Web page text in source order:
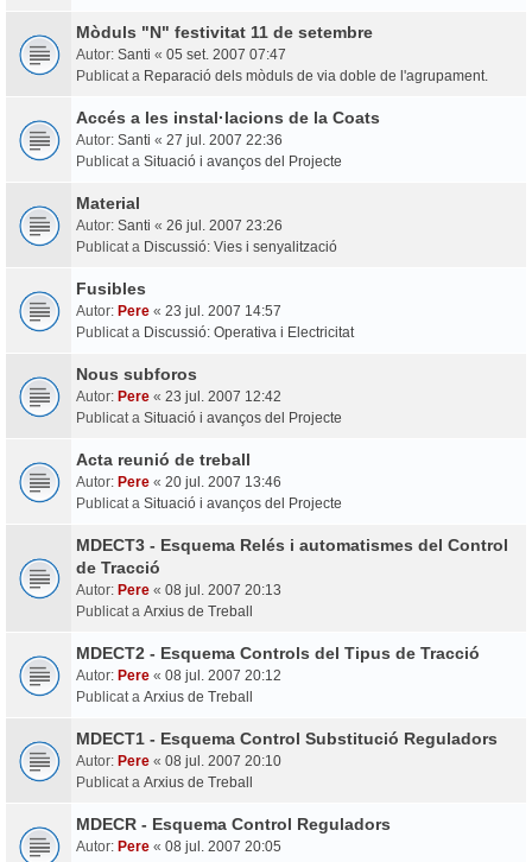
Mòduls "N" festivitat 11 de setembre
Autor: Santi « 05 set. 2007 07:47
Publicat a Reparació dels mòduls de via doble de l'agrupament.
Accés a les instal·lacions de la Coats
Autor: Santi « 27 jul. 2007 22:36
Publicat a Situació i avanços del Projecte
Material
Autor: Santi « 26 jul. 2007 23:26
Publicat a Discussió: Vies i senyalització
Fusibles
Autor: Pere « 23 jul. 2007 14:57
Publicat a Discussió: Operativa i Electricitat
Nous subforos
Autor: Pere « 23 jul. 2007 12:42
Publicat a Situació i avanços del Projecte
Acta reunió de treball
Autor: Pere « 20 jul. 2007 13:46
Publicat a Situació i avanços del Projecte
MDECT3 - Esquema Relés i automatismes del Control
de Tracció
Autor: Pere « 08 jul. 2007 20:13
Publicat a Arxius de Treball
MDECT2 - Esquema Controls del Tipus de Tracció
Autor: Pere « 08 jul. 2007 20:12
Publicat a Arxius de Treball
MDECT1 - Esquema Control Substitució Reguladors
Autor: Pere « 08 jul. 2007 20:10
Publicat a Arxius de Treball
MDECR - Esquema Control Reguladors
Autor: Pere « 08 jul. 2007 20:05